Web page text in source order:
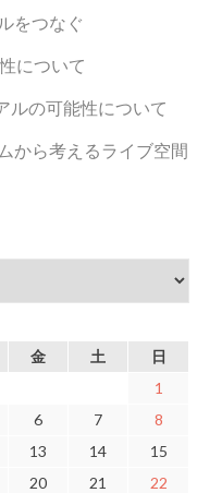
をつなぐ
について
の可能性について
から考えるライブ空間
金 土
日
1
6 7
8
13 14
15
20 21
22